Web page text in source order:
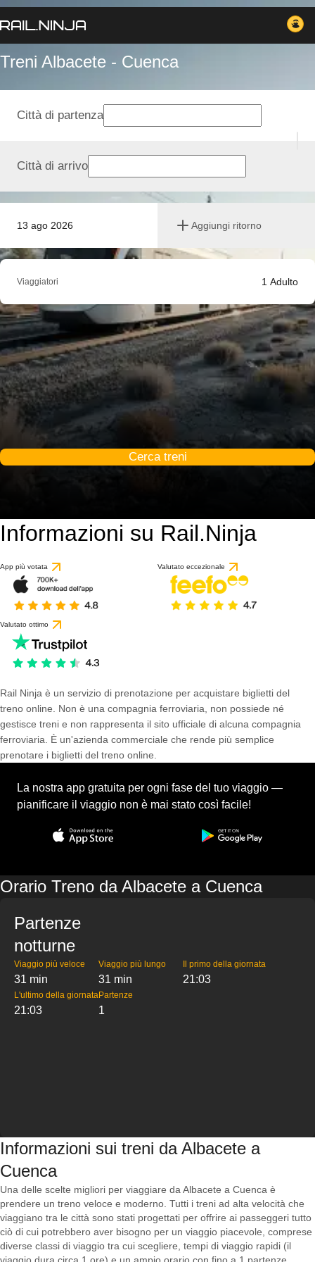
Treni Albacete - Cuenca
13 ago 2026 Aggiungi ritorno
Città di partenza
Città di arrivo
Viaggiatori 1 Adulto
Cerca treni
Informazioni su Rail.Ninja
App più votata Valutato eccezionale
Valutato ottimo
Rail Ninja è un servizio di prenotazione per acquistare biglietti del
treno online. Non è una compagnia ferroviaria, non possiede né
gestisce treni e non rappresenta il sito ufficiale di alcuna compagnia
ferroviaria. È un'azienda commerciale che rende più semplice
prenotare i biglietti del treno online.
La nostra app gratuita per ogni fase del tuo viaggio —
pianificare il viaggio non è mai stato così facile!
Orario Treno da Albacete a Cuenca
Partenze
notturne
Viaggio più veloce
31 min
Viaggio più lungo
31 min
Il primo della giornata
21:03
L'ultimo della giornata
21:03
Partenze
1
Informazioni sui treni da Albacete a
Cuenca
Una delle scelte migliori per viaggiare da Albacete a Cuenca è
prendere un treno veloce e moderno. Tutti i treni ad alta velocità che
viaggiano tra le città sono stati progettati per offrire ai passeggeri tutto
ciò di cui potrebbero aver bisogno per un viaggio piacevole, comprese
diverse classi di viaggio tra cui scegliere, tempi di viaggio rapidi (il
9.8 / 10
basato su 1